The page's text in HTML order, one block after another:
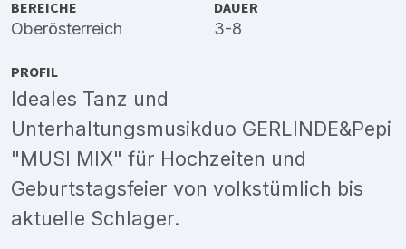
BEREICHE
Oberösterreich
DAUER
3-8
PROFIL
Ideales Tanz und
Unterhaltungsmusikduo GERLINDE&Pepi
"MUSI MIX" für Hochzeiten und
Geburtstagsfeier von volkstümlich bis
aktuelle Schlager.